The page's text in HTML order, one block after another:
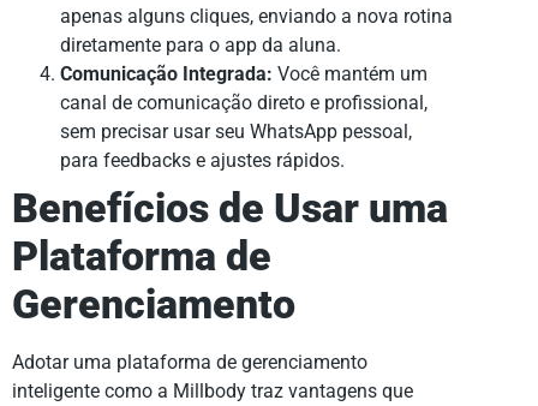
apenas alguns cliques, enviando a nova rotina
diretamente para o app da aluna.
Comunicação Integrada: Você mantém um
canal de comunicação direto e profissional,
sem precisar usar seu WhatsApp pessoal,
para feedbacks e ajustes rápidos.
Benefícios de Usar uma
Plataforma de
Gerenciamento
Adotar uma plataforma de gerenciamento
inteligente como a Millbody traz vantagens que